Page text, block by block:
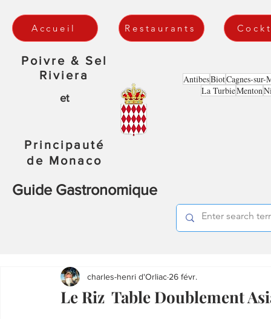
Accueil Restaurants
Poivre & Sel
Riviera
et
Principauté
de Monaco
Guide Gastronomique
AntibesBiotCagnes-sur-
La TurbieMenton
Le Riz Table Doublement
charles-henri d'Orliac 26 févr.